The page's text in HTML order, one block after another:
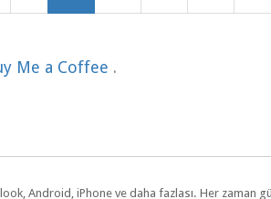
Me a Coffee .
Android, iPhone ve daha fazlası. Her zaman